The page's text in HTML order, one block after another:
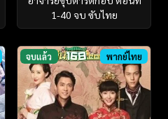
1-40 จบ ซับไทย
จบแล้ว พากย์ไทย